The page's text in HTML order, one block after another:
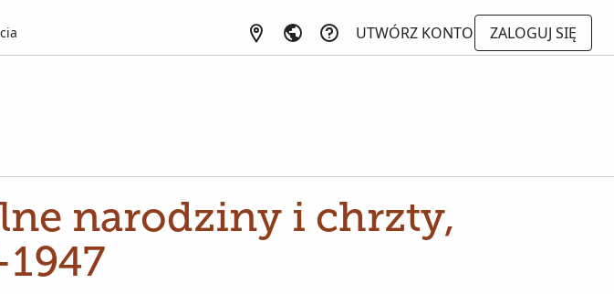
UTWÓRZ KONTO
ZALOGUJ SIĘ
narodziny i chrzty,